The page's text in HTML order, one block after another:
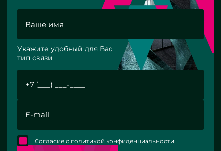
Укажите удобный для Вас
тип связи
Согласие с политикой конфиденциальности